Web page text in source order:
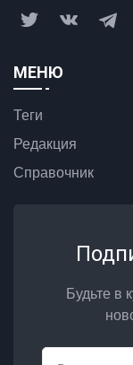
МЕНЮ
Теги
Редакция
Справочник
Будьте в